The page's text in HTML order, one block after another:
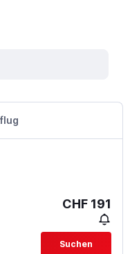
CHF 191
Suchen